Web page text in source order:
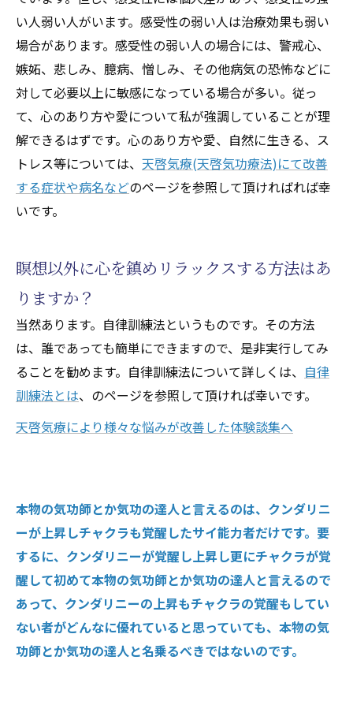
い人弱い人がいます。感受性の弱い人は治療効果も弱い
場合があります。感受性の弱い人の場合には、警戒心、
嫉妬、悲しみ、臆病、憎しみ、その他病気の恐怖などに
対して必要以上に敏感になっている場合が多い。従っ
て、心のあり方や愛について私が強調していることが理
解できるはずです。心のあり方や愛、自然に生きる、ス
トレス等については、 天啓気療(天啓気功療法)にて改善
する症状や病名などのページを参照して頂ければれば幸
いです。
瞑想以外に心を鎮めリラックスする方法はあ
りますか？
当然あります。自律訓練法というものです。その方法
は、誰であっても簡単にできますので、是非実行してみ
ることを勧めます。自律訓練法について詳しくは、 自律
訓練法とは、のページを参照して頂ければ幸いです。
天啓気療により様々な悩みが改善した体験談集へ
本物の気功師とか気功の達人と言えるのは、クンダリニ
ーが上昇しチャクラも覚醒したサイ能力者だけです。要
するに、クンダリニーが覚醒し上昇し更にチャクラが覚
醒して初めて本物の気功師とか気功の達人と言えるので
あって、クンダリニーの上昇もチャクラの覚醒もしてい
ない者がどんなに優れていると思っていても、本物の気
功師とか気功の達人と名乗るべきではないのです。